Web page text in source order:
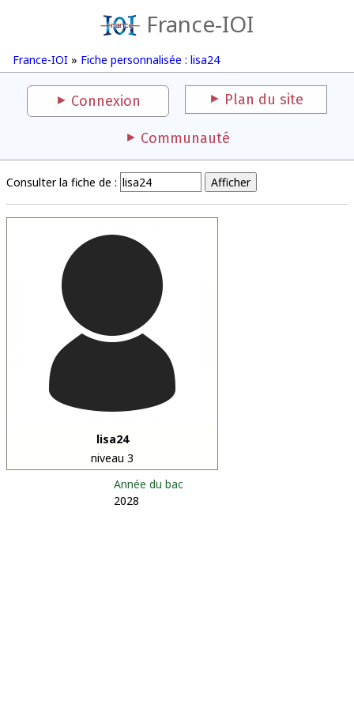
France-IOI
France-IOI » Fiche personnalisée : lisa24
Connexion Plan du site
Communauté
Consulter la fiche de :
lisa24
niveau 3
Année du bac
2028